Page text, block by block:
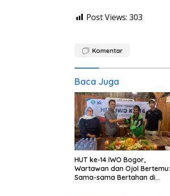
Post Views: 303
Komentar
Baca Juga
HUT ke-14 IWO Bogor,
Wartawan dan Ojol Bertemu:
Sama-sama Bertahan di